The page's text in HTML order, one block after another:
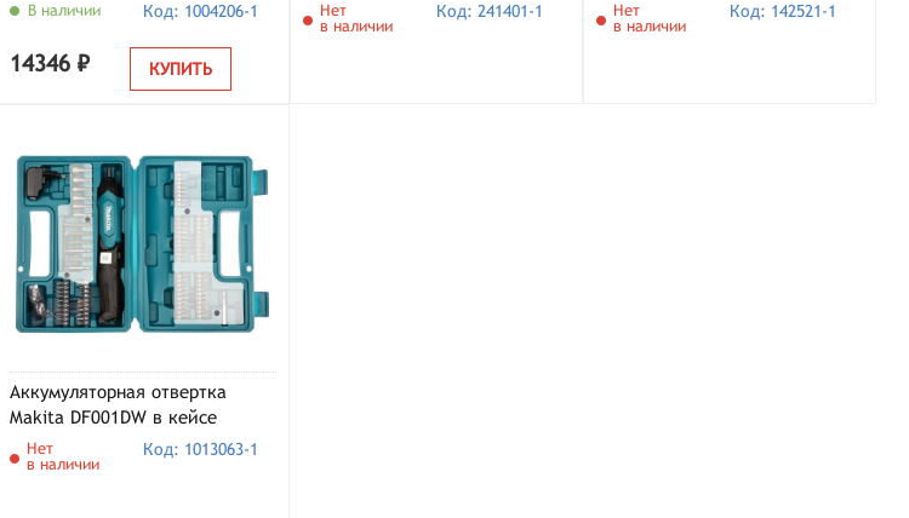
В наличии Код: 1004206-1
14346 ₽ КУПИТЬ
Нет
в наличии
Код: 241401-1
Нет
в наличии
Код: 142521-1
Аккумуляторная отвертка
Makita DF001DW в кейсе
Нет
в наличии
Код: 1013063-1